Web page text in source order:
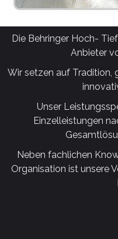
Die Behringer Hoch-
Anbieter
Wir setzen auf Tradition,
Unser
Einzelleistungen
Neben fachlichen
Organisation ist unsere